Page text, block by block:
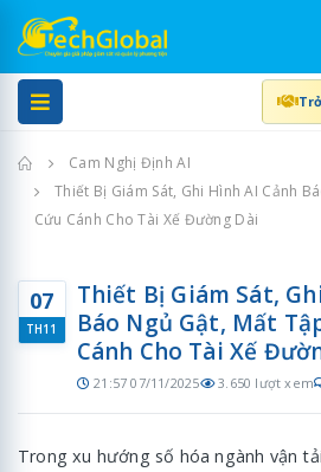
Trang chủCam Nghị Định AI
Thiết Bị Giám Sát, Ghi Hình AI Cảnh
Cứu Cánh Cho Tài Xế Đường Dài
07
TH11
Thiết Bị Giám Sát,
Báo Ngủ Gật, Mất
Cánh Cho Tài Xế
21:57 07/11/2025 3.650 lượt xem
Trong xu hướng số hóa ngành vận